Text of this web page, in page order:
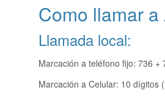
Como llamar
Llamada local:
Marcación a teléfono fijo: 736
Marcación a Celular: 10 dígitos